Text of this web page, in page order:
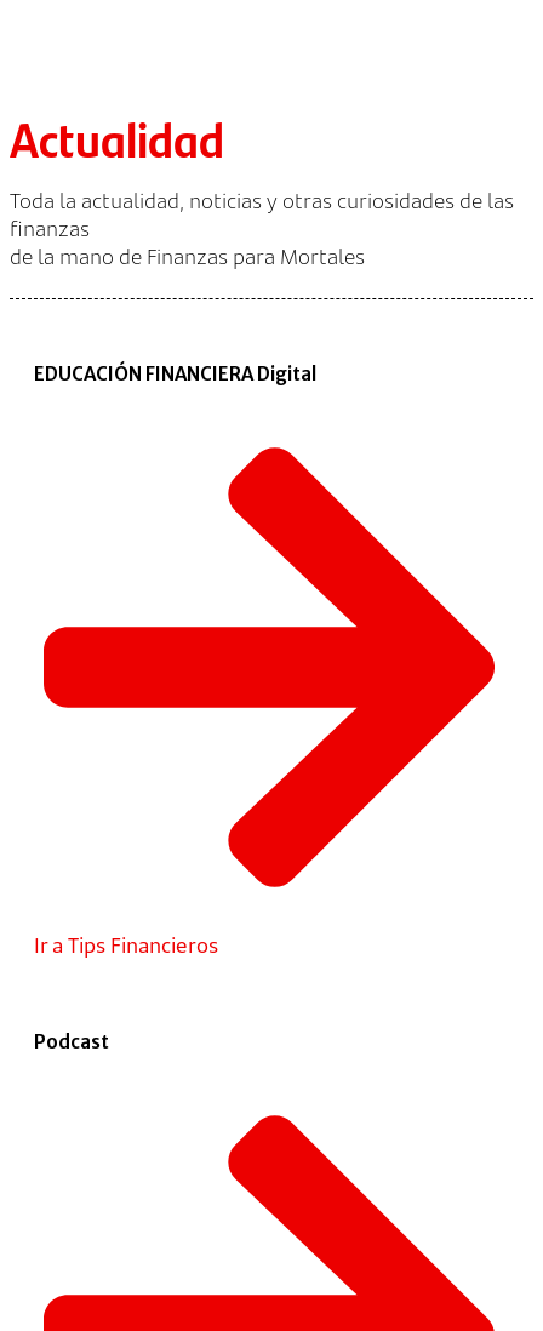
Actualidad
Toda la actualidad, noticias y otras curiosidades de las
finanzas
de la mano de Finanzas para Mortales
EDUCACIÓN FINANCIERA Digital
Ir a Tips Financieros
Podcast